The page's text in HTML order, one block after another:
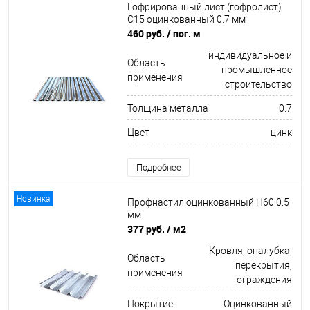
Гофрированный лист (гофролист)
С15 оцинкованный 0.7 мм
460 руб. / пог. м
Область
применения
индивидуальное и
промышленное
строительство
Толщина металла 0.7
Цвет цинк
Подробнее
Новинка
Профнастил оцинкованный Н60 0.5
мм
377 руб. / м2
Область
применения
Кровля, опалубка,
перекрытия,
ограждения
Покрытие Оцинкованный